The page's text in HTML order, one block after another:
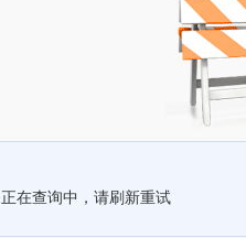
正在查询中，请刷新重试